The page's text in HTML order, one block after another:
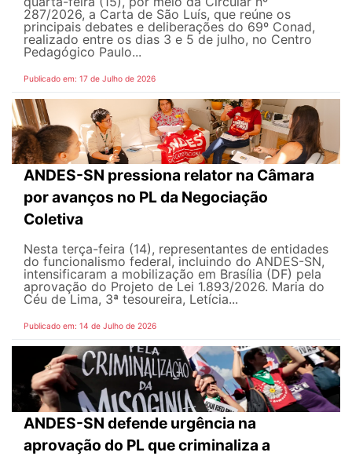
287/2026, a Carta de São Luís, que reúne os
principais debates e deliberações do 69º Conad,
realizado entre os dias 3 e 5 de julho, no Centro
Pedagógico Paulo...
Publicado em: 17 de Julho de 2026
ANDES-SN pressiona relator na Câmara
por avanços no PL da Negociação
Coletiva
Nesta terça-feira (14), representantes de entidades
do funcionalismo federal, incluindo do ANDES-SN,
intensificaram a mobilização em Brasília (DF) pela
aprovação do Projeto de Lei 1.893/2026. Maria do
Céu de Lima, 3ª tesoureira, Letícia...
Publicado em: 14 de Julho de 2026
ANDES-SN defende urgência na
aprovação do PL que criminaliza a